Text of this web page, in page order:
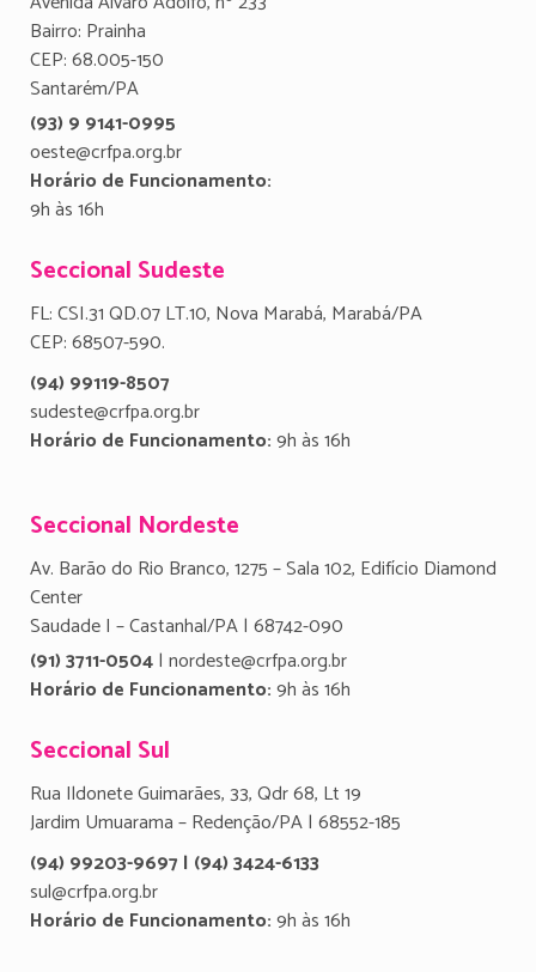
Bairro: Prainha
CEP: 68.005-150
Santarém/PA
(93) 9 9141-0995
oeste@crfpa.org.br
Horário de Funcionamento:
9h às 16h
Seccional Sudeste
FL: CSI.31 QD.07 LT.10, Nova Marabá, Marabá/PA
CEP: 68507-590.
(94) 99119-8507
sudeste@crfpa.org.br
Horário de Funcionamento:9h às 16h
Seccional Nordeste
Av. Barão do Rio Branco, 1275 – Sala 102, Edifício Diamond
Center
Saudade I – Castanhal/PA | 68742-090
(91) 3711-0504| nordeste@crfpa.org.br
Horário de Funcionamento:9h às 16h
Seccional Sul
Rua Ildonete Guimarães, 33, Qdr 68, Lt 19
Jardim Umuarama – Redenção/PA | 68552-185
(94) 99203-9697 | (94) 3424-6133
sul@crfpa.org.br
Horário de Funcionamento:9h às 16h